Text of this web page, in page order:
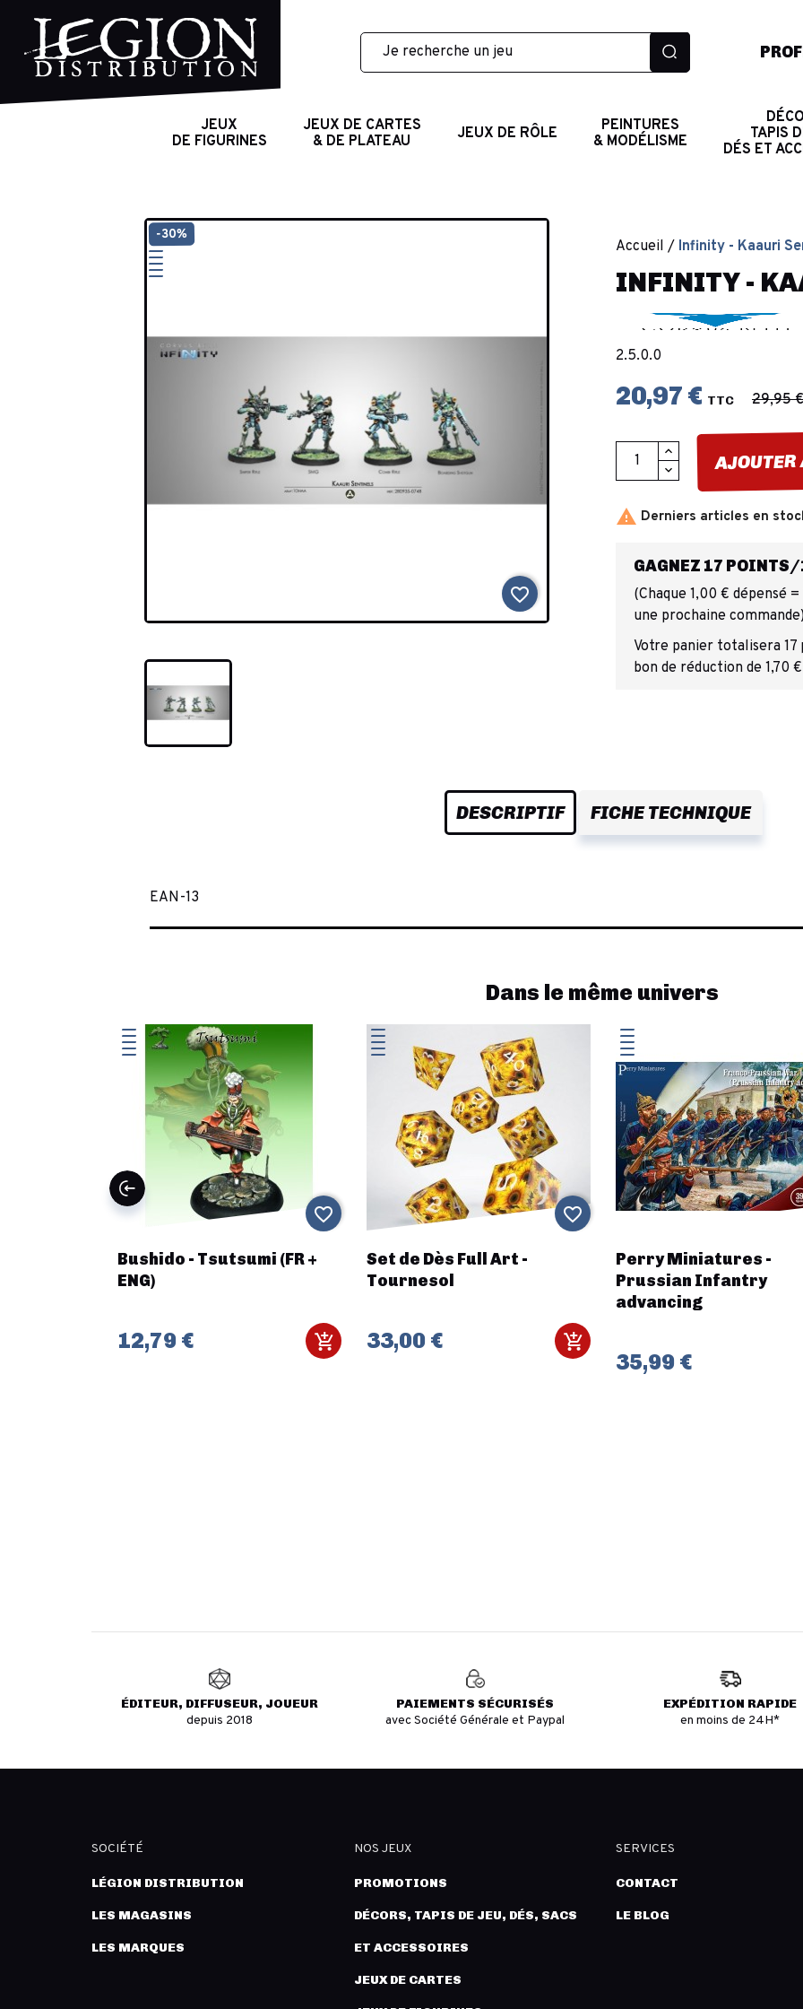
JEUX
DE FIGURINES
JEUX DE CARTES
& DE PLATEAU
JEUX DE RÔLE
PEINTURES
& MODÉLISME
TAPIS
DÉS ET
-30%
favorite_border
Accueil Infinity - Kaauri
INFINITY -
2.5.0.0
20,97 € TTC 29,95 €
AJOUTER
 Derniers articles en
GAGNEZ 17
(Chaque 1,00 € dépensé
une prochaine commande)
Votre panier totalisera
bon de réduction de 1,70
DESCRIPTIF FICHE TECHNIQUE
EAN-13
Dans le même univers
Bushido - Tsutsumi (FR +
ENG)
12,79 €
favorite_border
Set de Dès Full Art -
Tournesol
33,00 €
favorite_border
Perry Miniatures -
Prussian Infantry
advancing
35,99 €
ÉDITEUR, DIFFUSEUR, JOUEUR
depuis 2018
PAIEMENTS SÉCURISÉS
avec Société Générale et Paypal
EXPÉDITION RAPIDE
en moins de 24H*
SOCIÉTÉ
LÉGION DISTRIBUTION
LES MAGASINS
LES MARQUES
NOS JEUX
PROMOTIONS
DÉCORS, TAPIS DE JEU, DÉS, SACS
ET ACCESSOIRES
JEUX DE CARTES
SERVICES
CONTACT
LE BLOG